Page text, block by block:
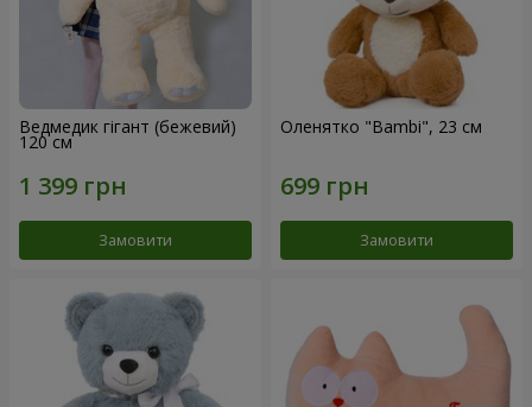
Ведмедик гігант (бежевий)
120 см
Замовити
Оленятко "Bambi", 23 см
Замовити